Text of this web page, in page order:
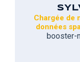
Chargée de
données
booster-